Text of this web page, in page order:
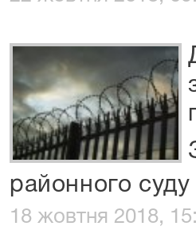
районного суду
18 жовтня 2018,